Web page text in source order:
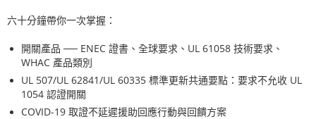
六十分鐘帶你一次掌握：
開關產品 ── ENEC 證書、全球要求、 UL 61058 技術要求、
WHAC 產品類別
UL 507/UL 62841/UL 60335 標準更新共通要點：要求不允收 UL
1054 認證開關
COVID-19 取證不延遲援助回應行動與回饋方案